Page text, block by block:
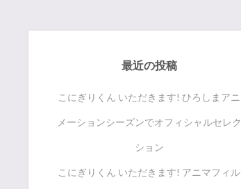
最近の投稿
こにぎりくん いただきます! ひろしまアニ
メーションシーズンでオフィシャルセレク
ション
こにぎりくん いただきます! アニマフィル